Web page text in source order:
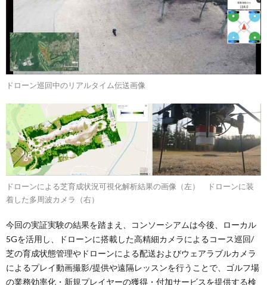
ドローン巡回中のリアルタイム伝送画像
ドローンによる芝育成状況可視化解析結果の画像（左） ドローンに装
着した多周波カメラ（右）
今回の実証実験の結果を踏まえ、コンソーシアムは今後、ローカル
5Gを活用し、ドローンに搭載した高精細カメラによるコース巡回/
芝の育成状態管理やドローンによる配送およびウェアラブルカメラ
によるプレイ動画撮影/提供や遠隔レッスンを行うことで、ゴルフ場
の業務効率化・新規プレイヤーの獲得・付加サービスを提供する検